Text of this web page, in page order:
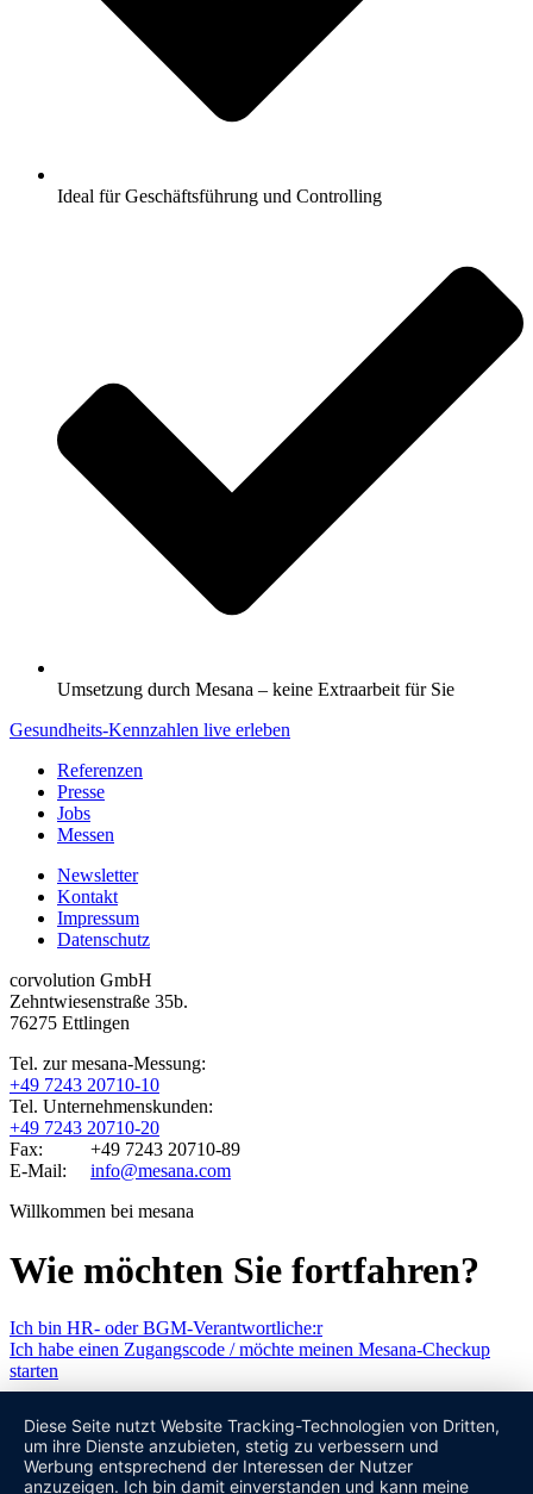
Ideal für Geschäftsführung und Controlling
Umsetzung durch Mesana – keine Extraarbeit für Sie
Gesundheits-Kennzahlen live erleben
Referenzen
Presse
Jobs
Messen
Newsletter
Kontakt
Impressum
Datenschutz
corvolution GmbH
Zehntwiesenstraße 35b.
76275 Ettlingen
Tel. zur mesana-Messung:
+49 7243 20710-10
Tel. Unternehmenskunden:
+49 7243 20710-20
Fax: +49 7243 20710-89
E-Mail: info@mesana.com
Willkommen bei mesana
Wie möchten Sie fortfahren?
Ich bin HR- oder BGM-Verantwortliche:r
Ich habe einen Zugangscode / möchte meinen Mesana-Checkup
starten
Diese Seite nutzt Website Tracking-Technologien von Dritten,
um ihre Dienste anzubieten, stetig zu verbessern und
Werbung entsprechend der Interessen der Nutzer
anzuzeigen. Ich bin damit einverstanden und kann meine